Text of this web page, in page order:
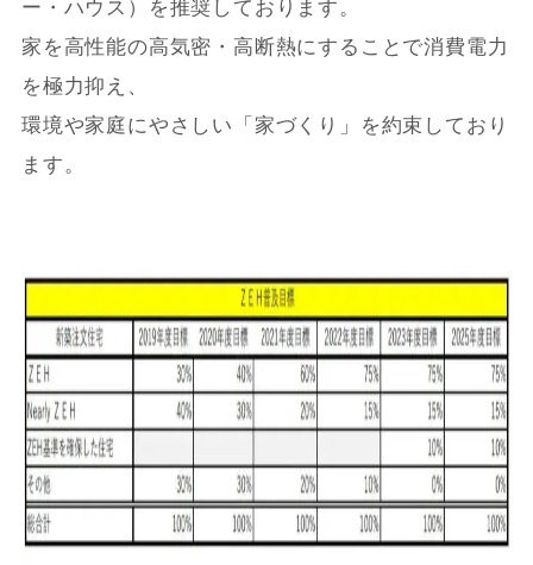
ー・ハウス）を推奨しております。
家を高性能の高気密・高断熱にすることで消費電力
を極力抑え、
環境や家庭にやさしい「家づくり」を約束しており
ます。